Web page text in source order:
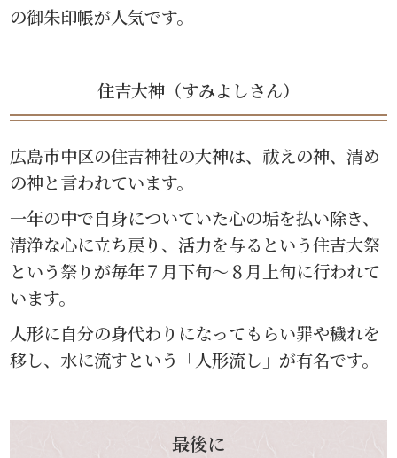
の御朱印帳が人気です。
住吉大神（すみよしさん）
広島市中区の住吉神社の大神は、祓えの神、清め
の神と言われています。
一年の中で自身についていた心の垢を払い除き、
清浄な心に立ち戻り、活力を与るという住吉大祭
という祭りが毎年７月下旬〜８月上旬に行われて
います。
人形に自分の身代わりになってもらい罪や穢れを
移し、水に流すという「人形流し」が有名です。
最後に